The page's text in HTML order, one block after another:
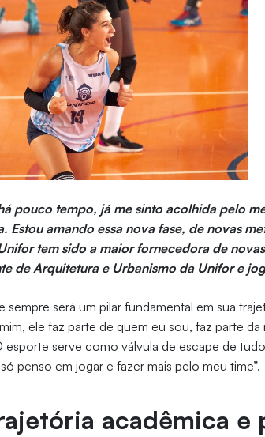
pouco tempo, já me sinto acolhida pelo
Estou amando essa nova fase, de novas
tem sido a maior fornecedora de
de Arquitetura e Urbanismo da Unifor e
sempre será um pilar fundamental em sua
ele faz parte de quem eu sou, faz parte
esporte serve como válvula de escape de
penso em jogar e fazer mais pelo meu time”.
acadêmica e